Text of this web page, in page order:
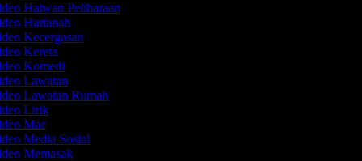
Haiwan Peliharaan
Hartanah
Kecergasan
Kereta
Komedi
Lawatan
Lawatan Rumah
Lirik
Mac
Media Sosial
Memasak